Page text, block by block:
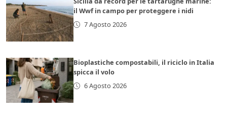
il Wwf in campo per proteggere i nidi
7 Agosto 2026
Bioplastiche compostabili, il riciclo in Italia
spicca il volo
6 Agosto 2026